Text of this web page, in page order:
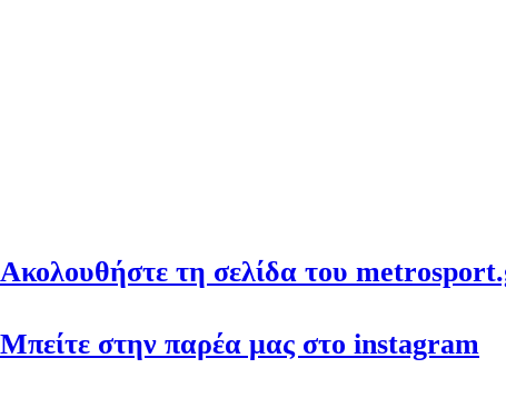
Ακολουθήστε τη σελίδα του
Μπείτε στην παρέα μας στο instagram